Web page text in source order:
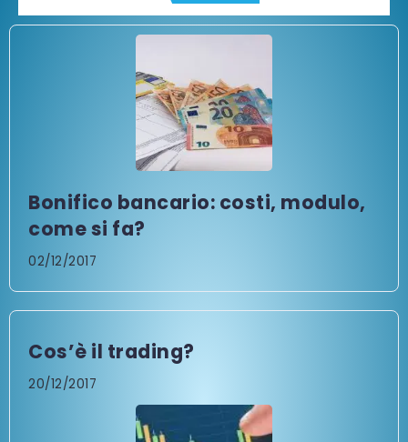
Bonifico bancario: costi, modulo,
come si fa?
02/12/2017
Cos’è il trading?
20/12/2017